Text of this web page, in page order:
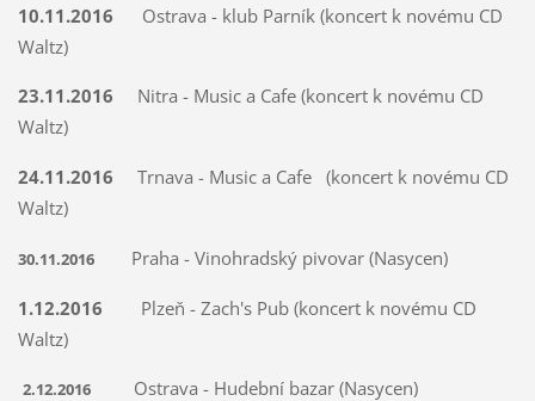
10.11.2016 Ostrava - klub Parník (koncert k novému CD
Waltz)
23.11.2016 Nitra - Music a Cafe (koncert k novému CD
Waltz)
24.11.2016 Trnava - Music a Cafe (koncert k novému CD
Waltz)
30.11.2016 Praha - Vinohradský pivovar (Nasycen)
1.12.2016
Plzeň - Zach's Pub (koncert k novému CD
Waltz)
2.12.2016Ostrava - Hudební bazar (Nasycen)